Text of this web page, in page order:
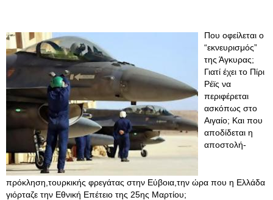
Που οφείλεται ο
“εκνευρισμός”
της Άγκυρας;
Γιατί έχει το Πίρι
Ρέϊς να
περιφέρεται
ασκόπως στο
Αιγαίο; Και που
αποδίδεται η
αποστολή-
πρόκληση,τουρκικής φρεγάτας στην Εύβοια,την ώρα που η Ελλάδα
γιόρταζε την Εθνική Επέτειο της 25ης Μαρτίου;